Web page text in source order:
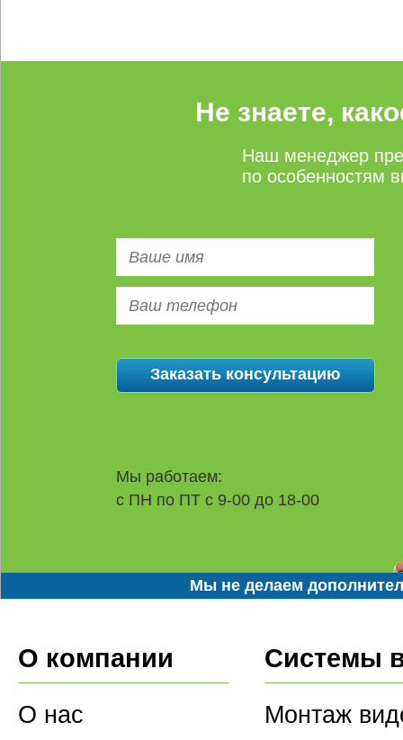
Не знаете,
Наш менеджер
по особенностям
Мы работаем:
с ПН по ПТ с 9-00 до 18-00
Мы не делаем
О компании
О нас
Системы
Монтаж